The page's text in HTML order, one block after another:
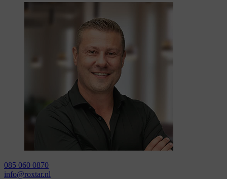
085 060 0870
info@roxtar.nl